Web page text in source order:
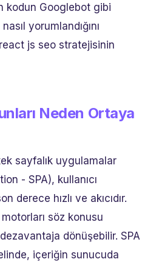
kodun Googlebot gibi
yorumlandığını
js seo stratejisinin
Neden Ortaya
sayfalık uygulamalar
- SPA), kullanıcı
derece hızlı ve akıcıdır.
söz konusu
dönüşebilir. SPA
içeriğin sunucuda